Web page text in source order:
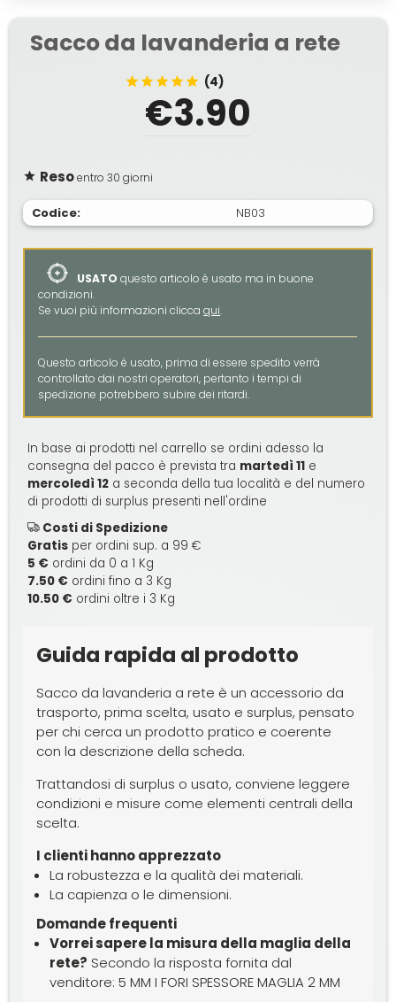
Sacco da lavanderia a rete
(4)
€3.90
Resoentro 30 giorni
Codice: NB03
USATO questo articolo è usato ma in buone
condizioni.
Se vuoi più informazioni cliccaqui.
Questo articolo é usato, prima di essere spedito verrà
controllato dai nostri operatori, pertanto i tempi di
spedizione potrebbero subire dei ritardi.
In base ai prodotti nel carrello se ordini adesso la
consegna del pacco è prevista tra martedì 11 e
mercoledì 12 a seconda della tua località e del numero
di prodotti di surplus presenti nell'ordine
Costi di Spedizione
Gratis per ordini sup. a 99 €
5 € ordini da 0 a 1 Kg
7.50 € ordini fino a 3 Kg
10.50 € ordini oltre i 3 Kg
Guida rapida al prodotto
Sacco da lavanderia a rete è un accessorio da
trasporto, prima scelta, usato e surplus, pensato
per chi cerca un prodotto pratico e coerente
con la descrizione della scheda.
Trattandosi di surplus o usato, conviene leggere
condizioni e misure come elementi centrali della
scelta.
I clienti hanno apprezzato
La robustezza e la qualità dei materiali.
La capienza o le dimensioni.
Domande frequenti
Vorrei sapere la misura della maglia della
rete? Secondo la risposta fornita dal
venditore: 5 MM I FORI SPESSORE MAGLIA 2 MM